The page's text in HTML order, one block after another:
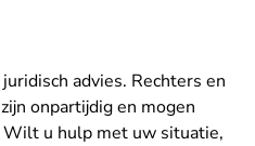
advies. Rechters en
onpartijdig en mogen
Wilt u hulp met uw situatie,